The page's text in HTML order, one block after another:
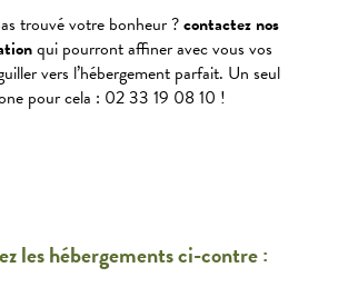
trouvé votre bonheur ?contactez nos
qui pourront affiner avec vous vos
vers l’hébergement parfait. Un seul
pour cela : 02 33 19 08 10 !
les hébergements ci-contre :